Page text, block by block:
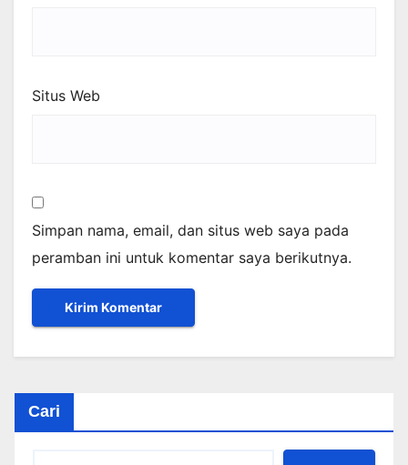
Situs Web
Simpan nama, email, dan situs web saya pada
peramban ini untuk komentar saya berikutnya.
Cari